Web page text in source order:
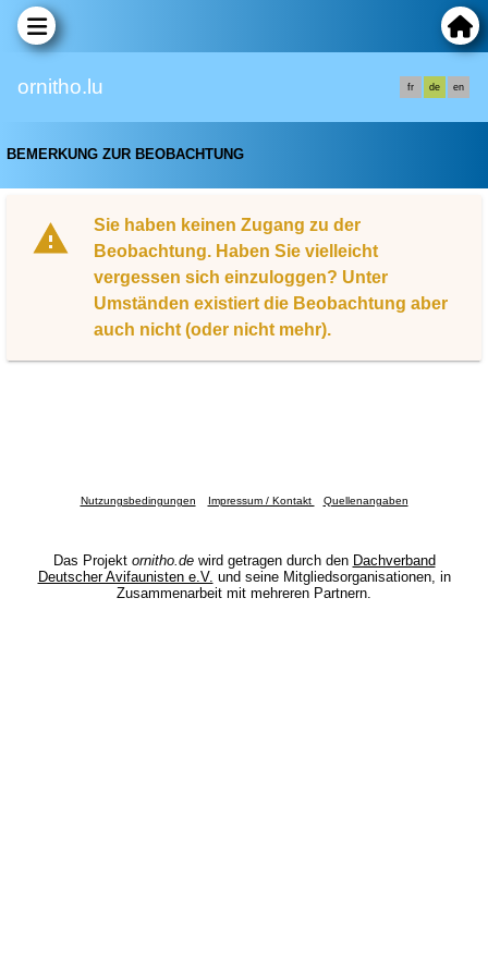
ornitho.lu fr de en
BEMERKUNG ZUR BEOBACHTUNG
Sie haben keinen Zugang zu der
Beobachtung. Haben Sie vielleicht
vergessen sich einzuloggen? Unter
Umständen existiert die Beobachtung aber
auch nicht (oder nicht mehr).
Nutzungsbedingungen Impressum / Kontakt Quellenangaben
Das Projekt ornitho.dewird getragen durch den Dachverband
Deutscher Avifaunisten e.V. und seine Mitgliedsorganisationen, in
Zusammenarbeit mit mehreren Partnern.